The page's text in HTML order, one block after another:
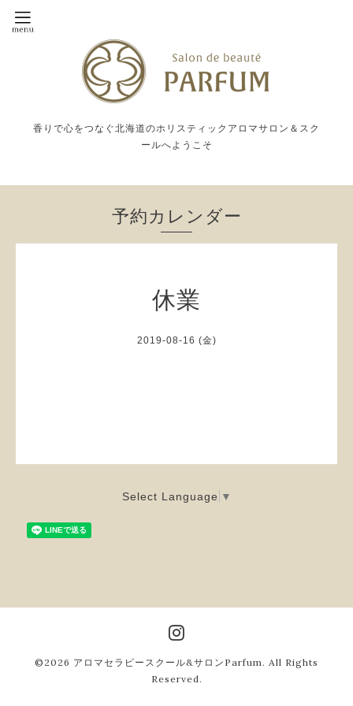
香りで心をつなぐ北海道のホリスティックアロマサロン＆スク
ールへようこそ
予約カレンダー
休業
2019-08-16 (金)
Select Language ▼
©2026 アロマセラピースクール&サロンParfum . All Rights
Reserved.